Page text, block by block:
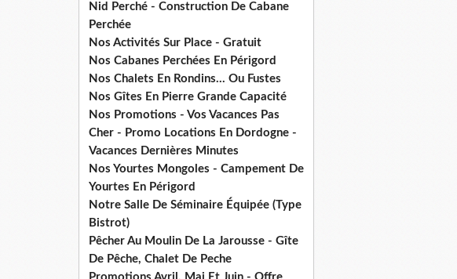
Nid Perché - Construction De Cabane
Perchée
Nos Activités Sur Place - Gratuit
Nos Cabanes Perchées En Périgord
Nos Chalets En Rondins... Ou Fustes
Nos Gîtes En Pierre Grande Capacité
Nos Promotions - Vos Vacances Pas
Cher - Promo Locations En Dordogne -
Vacances Dernières Minutes
Nos Yourtes Mongoles - Campement De
Yourtes En Périgord
Notre Salle De Séminaire Équipée (Type
Bistrot)
Pêcher Au Moulin De La Jarousse - Gîte
De Pêche, Chalet De Peche